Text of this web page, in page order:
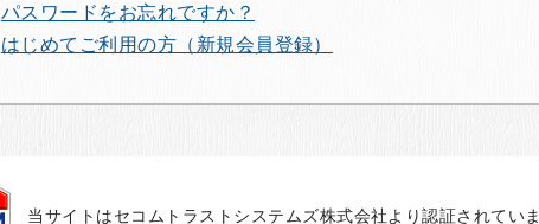
パスワードをお忘れですか？
はじめてご利用の方（新規会員登録）
当サイトはセコムトラストシステムズ株式会社より認証されていま